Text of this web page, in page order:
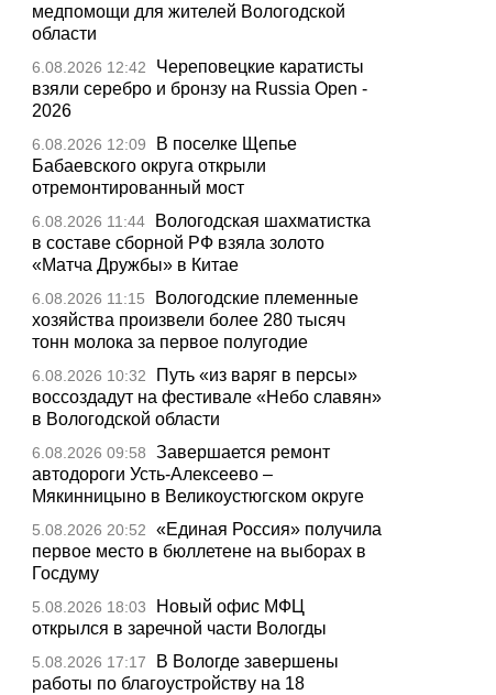
медпомощи для жителей Вологодской
области
6.08.2026 12:42
Череповецкие каратисты
взяли серебро и бронзу на Russia Open -
2026
6.08.2026 12:09
В поселке Щепье
Бабаевского округа открыли
отремонтированный мост
6.08.2026 11:44
Вологодская шахматистка
в составе сборной РФ взяла золото
«Матча Дружбы» в Китае
6.08.2026 11:15
Вологодские племенные
хозяйства произвели более 280 тысяч
тонн молока за первое полугодие
6.08.2026 10:32
Путь «из варяг в персы»
воссоздадут на фестивале «Небо славян»
в Вологодской области
6.08.2026 09:58
Завершается ремонт
автодороги Усть-Алексеево –
Мякинницыно в Великоустюгском округе
5.08.2026 20:52
«Единая Россия» получила
первое место в бюллетене на выборах в
Госдуму
5.08.2026 18:03
Новый офис МФЦ
открылся в заречной части Вологды
5.08.2026 17:17
В Вологде завершены
работы по благоустройству на 18